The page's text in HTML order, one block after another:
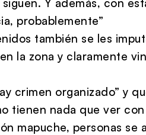
Y además, con
probablemente”
también se les
la zona y claramente
crimen organizado” y
tienen nada que ver
mapuche, personas se